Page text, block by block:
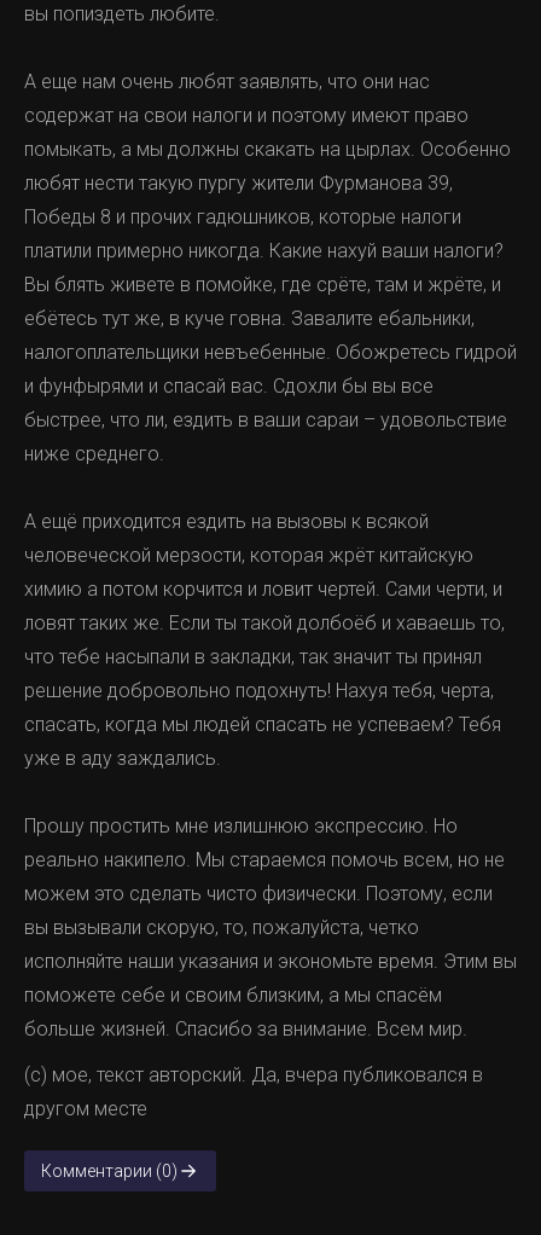
вы попиздеть любите.
А еще нам очень любят заявлять, что они нас
содержат на свои налоги и поэтому имеют право
помыкать, а мы должны скакать на цырлах. Особенно
любят нести такую пургу жители Фурманова 39,
Победы 8 и прочих гадюшников, которые налоги
платили примерно никогда. Какие нахуй ваши налоги?
Вы блять живете в помойке, где срёте, там и жрёте, и
ебётесь тут же, в куче говна. Завалите ебальники,
налогоплательщики невъебенные. Обожретесь гидрой
и фунфырями и спасай вас. Cдoхли бы вы все
быстрее, что ли, ездить в ваши сараи – удовольствие
ниже среднего.
А ещё приходится ездить на вызовы к всякой
человеческой мерзости, которая жрёт китайскую
химию а потом корчится и ловит чертей. Сами черти, и
ловят таких же. Если ты такой долбоёб и хаваешь то,
что тебе насыпали в зaклaдки, так значит ты принял
решение добровольно подохнуть! Нахуя тебя, черта,
спасать, когда мы людей спасать не успеваем? Тебя
уже в аду заждались.
Прошу простить мне излишнюю экспрессию. Но
реально накипело. Мы стараемся помочь всем, но не
можем это сделать чисто физически. Поэтому, если
вы вызывали скорую, то, пожалуйста, четко
исполняйте наши указания и экономьте время. Этим вы
поможете себе и своим близким, а мы спасём
больше жизней. Спасибо за внимание. Всем мир.
(с) мое, текст авторский. Да, вчера публиковался в
другом месте
Комментарии (0)